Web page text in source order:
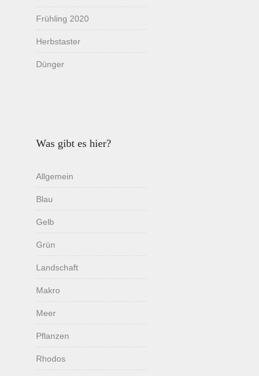
Frühling 2020
Herbstaster
Dünger
Was gibt es hier?
Allgemein
Blau
Gelb
Grün
Landschaft
Makro
Meer
Pflanzen
Rhodos